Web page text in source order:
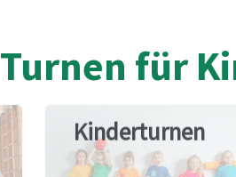
Turnen für
Kinderturnen